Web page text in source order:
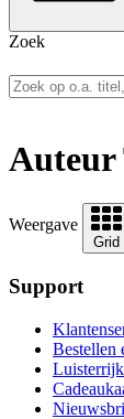
Zoek
Auteur
Weergave
Grid
Support
Bestellen